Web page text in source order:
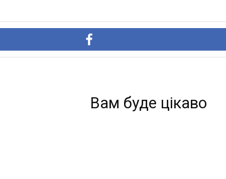
Вам буде цікаво